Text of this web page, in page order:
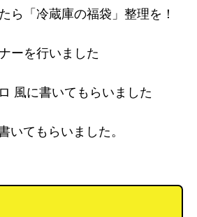
ら「冷蔵庫の福袋」整理を！
ーを行いました
風に書いてもらいました
いてもらいました。